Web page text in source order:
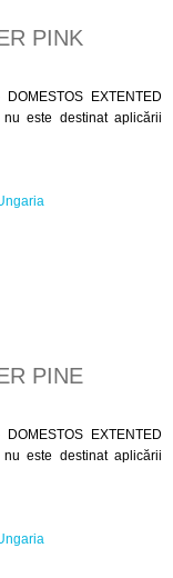
PINK
EXTENTED
este destinat aplicării
PINE
EXTENTED
este destinat aplicării